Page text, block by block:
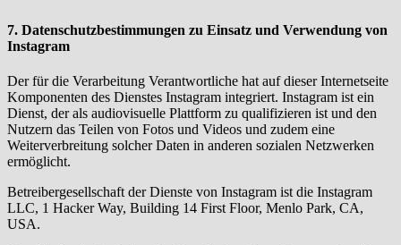
7. Datenschutzbestimmungen zu Einsatz und Verwendung von
Instagram
Der für die Verarbeitung Verantwortliche hat auf dieser Internetseite
Komponenten des Dienstes Instagram integriert. Instagram ist ein
Dienst, der als audiovisuelle Plattform zu qualifizieren ist und den
Nutzern das Teilen von Fotos und Videos und zudem eine
Weiterverbreitung solcher Daten in anderen sozialen Netzwerken
ermöglicht.
Betreibergesellschaft der Dienste von Instagram ist die Instagram
LLC, 1 Hacker Way, Building 14 First Floor, Menlo Park, CA,
USA.